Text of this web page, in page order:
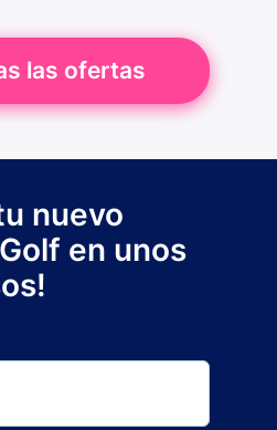
las ofertas
nuevo
en unos